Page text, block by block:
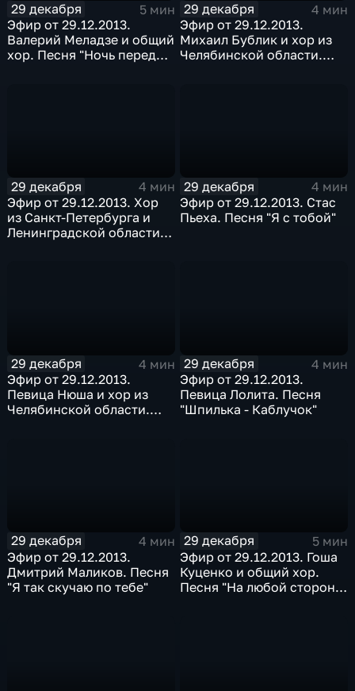
29 декабря
5 мин
Эфир от 29.12.2013.
Валерий Меладзе и общий
хор. Песня "Ночь перед
29 декабря
4 мин
Эфир от 29.12.2013.
Михаил Бублик и хор из
Челябинской области.
29 декабря
4 мин
Эфир от 29.12.2013. Хор
из Санкт-Петербурга и
Ленинградской области.
29 декабря
4 мин
Эфир от 29.12.2013. Стас
Пьеха. Песня "Я с тобой"
29 декабря
4 мин
Эфир от 29.12.2013.
Певица Нюша и хор из
Челябинской области.
29 декабря
4 мин
Эфир от 29.12.2013.
Певица Лолита. Песня
"Шпилька - Каблучок"
29 декабря
4 мин
Эфир от 29.12.2013.
Дмитрий Маликов. Песня
"Я так скучаю по тебе"
29 декабря
5 мин
Эфир от 29.12.2013. Гоша
Куценко и общий хор.
Песня "На любой стороне